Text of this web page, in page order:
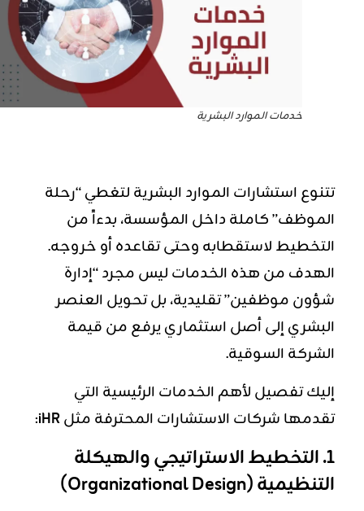
خدمات الموارد البشرية
تتنوع استشارات الموارد البشرية لتغطي “رحلة
الموظف” كاملة داخل المؤسسة، بدءاً من
التخطيط لاستقطابه وحتى تقاعده أو خروجه.
الهدف من هذه الخدمات ليس مجرد “إدارة
شؤون موظفين” تقليدية، بل تحويل العنصر
البشري إلى أصل استثماري يرفع من قيمة
الشركة السوقية.
إليك تفصيل لأهم الخدمات الرئيسية التي
تقدمها شركات الاستشارات المحترفة مثلiHR
:
1. التخطيط الاستراتيجي والهيكلة
التنظيمية (Organizational Design)